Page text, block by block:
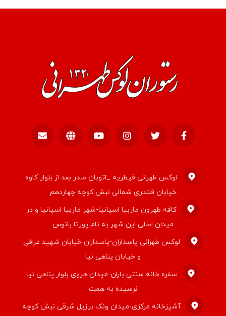
لوکس طهرانی قیطریه _اتوبان صدر بعد از بلوار کاوه
خیابان قلندری شمالی نبش کوچه چهاردهم
کافه طهرون ماربیا اسپانیا-شهر ماربیا اسپانیا و در
میدان اصلی این شهر به نام پورتا بانوس
لوکس طهرانی پاسداران-پاسداران خیابان شهید عراقی
و خیابان پناهی نیا
سفره خانه سنتی باران-میدان هروی بلوار پناهی نیا
نرسیده به همت
آشپزخانه مرکزی-میدان ونک برزیل شرقی نبش کوچه